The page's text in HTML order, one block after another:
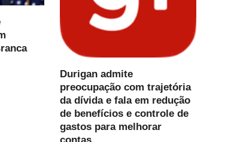
Durigan admite
preocupação com trajetória
da dívida e fala em redução
de benefícios e controle de
gastos para melhorar